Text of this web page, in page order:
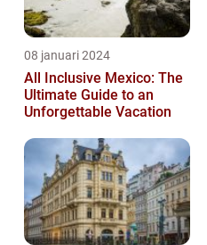
08 januari 2024
All Inclusive Mexico: The
Ultimate Guide to an
Unforgettable Vacation